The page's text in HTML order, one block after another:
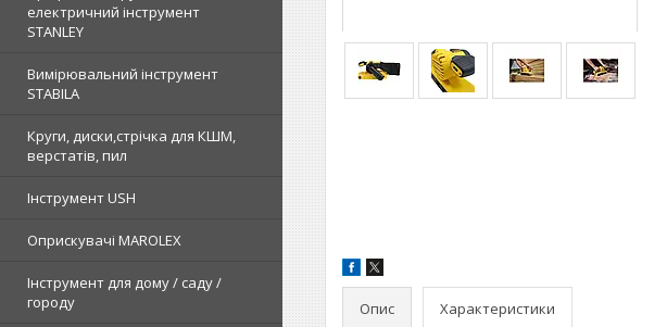
електричний інструмент
STANLEY
Вимірювальний інструмент
STABILA
Круги, диски,стрічка для КШМ,
верстатів, пил
Інструмент USH
Оприскувачі MAROLEX
Інструмент для дому / саду /
городу
Опис Характеристики